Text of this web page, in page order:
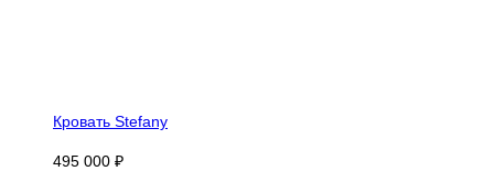
Кровать Stefany
495 000 ₽